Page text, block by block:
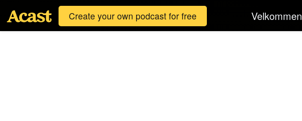
Create your own podcast for free Velkommen